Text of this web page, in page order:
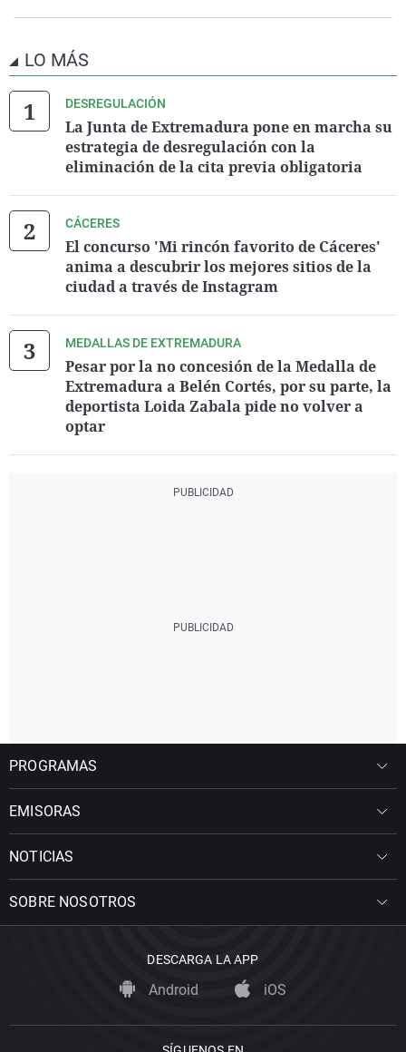
LO MÁS
DESREGULACIÓN
La Junta de Extremadura pone en marcha su
estrategia de desregulación con la
eliminación de la cita previa obligatoria
CÁCERES
El concurso 'Mi rincón favorito de Cáceres'
anima a descubrir los mejores sitios de la
ciudad a través de Instagram
MEDALLAS DE EXTREMADURA
Pesar por la no concesión de la Medalla de
Extremadura a Belén Cortés, por su parte, la
deportista Loida Zabala pide no volver a
optar
PROGRAMAS
EMISORAS
NOTICIAS
SOBRE NOSOTROS
DESCARGA LA APP
Android iOS